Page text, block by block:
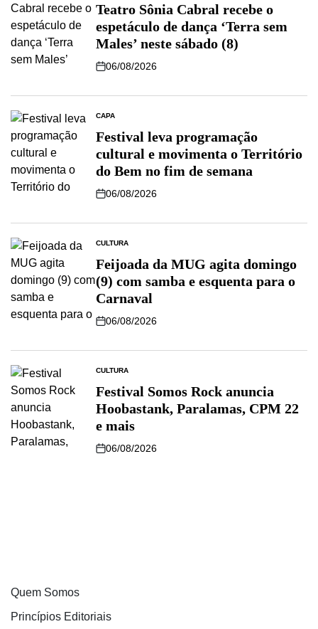
Teatro Sônia Cabral recebe o
espetáculo de dança ‘Terra sem
Males’ neste sábado (8)
06/08/2026
CAPA
Festival leva programação
cultural e movimenta o Território
do Bem no fim de semana
06/08/2026
CULTURA
Feijoada da MUG agita domingo
(9) com samba e esquenta para o
Carnaval
06/08/2026
CULTURA
Festival Somos Rock anuncia
Hoobastank, Paralamas, CPM 22
e mais
06/08/2026
Quem Somos
Princípios Editoriais